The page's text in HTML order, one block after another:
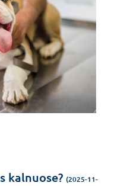
kalnuose? (2025-11-